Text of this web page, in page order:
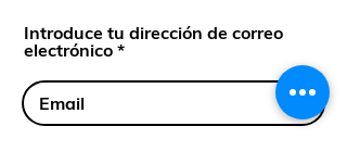
Introduce tu dirección de correo
electrónico